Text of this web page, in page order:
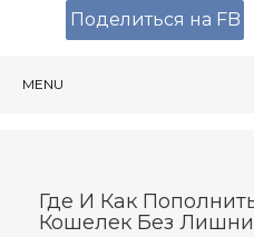
MENU
Где И Как
Кошелек Без
Поделиться на FB